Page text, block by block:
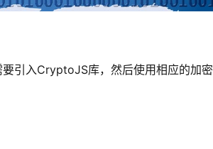
引入CryptoJS库，然后使用相应的加密